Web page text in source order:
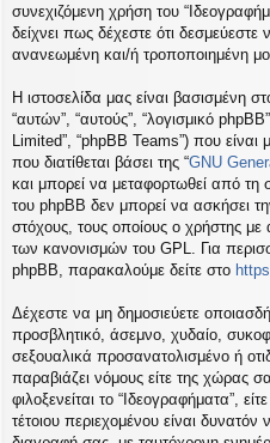
συνεχιζόμενη χρήση του
δείχνει πως δέχεστε ότι
ανανεωμένη και/ή τροποποιημένη
Η ιστοσελίδα μας είναι βασισμένη
“αυτών”, “αυτούς”, “λογισμικό
Limited”, “phpBB Teams”) που
που διατίθεται βάσει της “GNU
και μπορεί να μεταφορτωθεί από τη
του phpBB δεν μπορεί να ασκήσει
στόχους, τους οποίους ο χρήστης με
των κανονισμών του GPL. Για
phpBB, παρακαλούμε δείτε στο
Δέχεστε να μη δημοσιεύετε
προσβλητικό, άσεμνο, χυδαίο,
σεξουαλικά προσανατολισμένο ή
παραβιάζει νόμους είτε της χώρας
φιλοξενείται το “Ιδεογραφήματα”,
τέτοιου περιεχομένου είναι